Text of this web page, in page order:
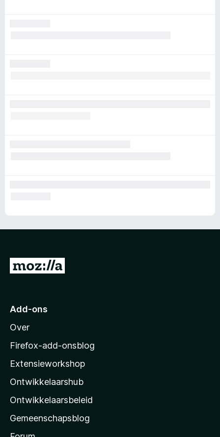
N
r
o
z
l
l
a
s
Add-ons
Over
Firefox-add-onsblog
Extensieworkshop
Ontwikkelaarshub
Ontwikkelaarsbeleid
Gemeenschapsblog